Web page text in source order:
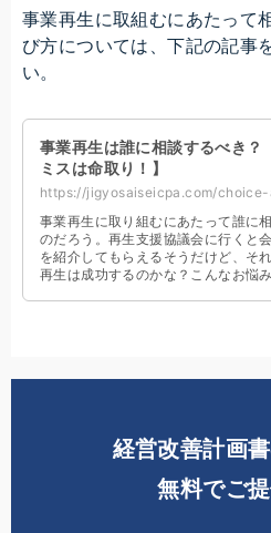
事業再生に取組むにあたって
び方については、下記の記事
い。
事業再生は誰に相談するべき？
ミスは命取り！】
https://jigyosaiseicpa.com/
事業再生に取り組むにあたって誰に
のだろう。再生支援協議会に行くと
を紹介してもらえるそうだけど、そ
再生は成功するのかな？こんなお悩
経営改善計画書
無料でご提